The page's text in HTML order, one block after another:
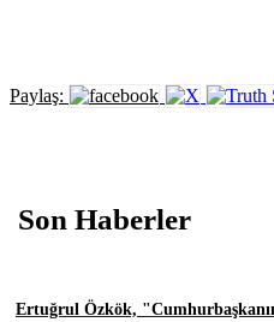
Paylaş:
Son Haberler
Ertuğrul Özkök,